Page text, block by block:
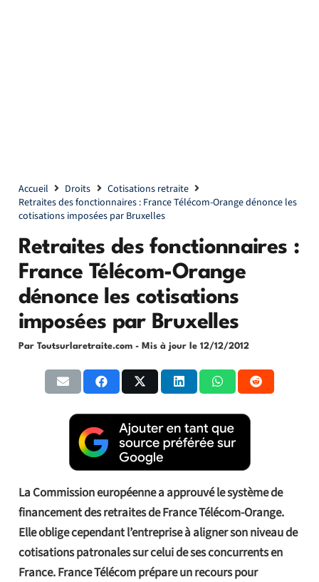
Accueil Droits
Cotisations retraite
Retraites des fonctionnaires : France Télécom-Orange dénonce les
cotisations imposées par Bruxelles
Retraites des fonctionnaires :
France Télécom-Orange
dénonce les cotisations
imposées par Bruxelles
Par Toutsurlaretraite.com - Mis à jour le 12/12/2012
La Commission européenne a approuvé le système de
financement des retraites de France Télécom-Orange.
Elle oblige cependant l’entreprise à aligner son niveau de
cotisations patronales sur celui de ses concurrents en
France. France Télécom prépare un recours pour